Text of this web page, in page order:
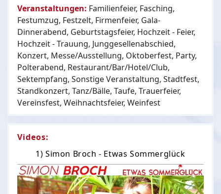
Veranstaltungen: Familienfeier, Fasching,
Festumzug, Festzelt, Firmenfeier, Gala-
Dinnerabend, Geburtstagsfeier, Hochzeit - Feier,
Hochzeit - Trauung, Junggesellenabschied,
Konzert, Messe/Ausstellung, Oktoberfest, Party,
Polterabend, Restaurant/Bar/Hotel/Club,
Sektempfang, Sonstige Veranstaltung, Stadtfest,
Standkonzert, Tanz/Bälle, Taufe, Trauerfeier,
Vereinsfest, Weihnachtsfeier, Weinfest
Videos:
1) Simon Broch - Etwas Sommerglück